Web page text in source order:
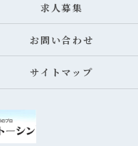
求人募集
お問い合わせ
サイトマップ